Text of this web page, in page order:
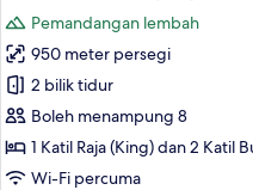
Bed
with
Butler
Service
foto
untuk
Presidential
Villa
(Maya
with
Pemandangan lembah
950 meter persegi
2 bilik tidur
Boleh menampung 8
1 Katil Raja (King) dan 2 Katil
Wi-Fi percuma